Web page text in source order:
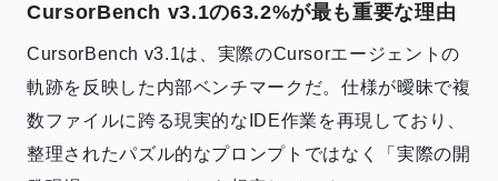
CursorBench v3.1の63.2%が最も重要な理由
CursorBench v3.1は、実際のCursorエージェントの
軌跡を反映した内部ベンチマークだ。仕様が曖昧で複
数ファイルに跨る現実的なIDE作業を再現しており、
整理されたパズル的なプロンプトではなく「実際の開